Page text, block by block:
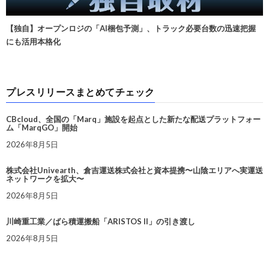
【独自】オープンロジの「AI梱包予測」、トラック必要台数の迅速把握
にも活用本格化
プレスリリースまとめてチェック
CBcloud、全国の「Marq」施設を起点とした新たな配送プラットフォー
ム「MarqGO」開始
2026年8月5日
株式会社Univearth、倉吉運送株式会社と資本提携〜山陰エリアへ実運送
ネットワークを拡大〜
2026年8月5日
川崎重工業／ばら積運搬船「ARISTOS II」の引き渡し
2026年8月5日